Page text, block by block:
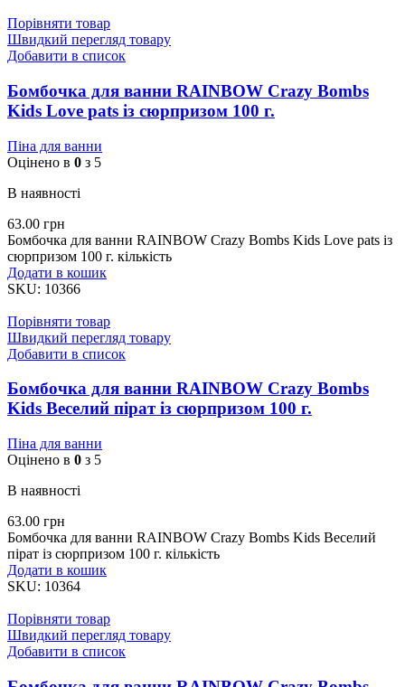
Порівняти товар
Швидкий перегляд товару
Добавити в список
Бомбочка для ванни RAINBOW Crazy Bombs
Kids Love pats із сюрпризом 100 г.
Піна для ванни
Оцінено в 0 з 5
В наявності
63.00 грн
Бомбочка для ванни RAINBOW Crazy Bombs Kids Love pats із
сюрпризом 100 г. кількість
Додати в кошик
SKU: 10366
Порівняти товар
Швидкий перегляд товару
Добавити в список
Бомбочка для ванни RAINBOW Crazy Bombs
Kids Веселий пірат із сюрпризом 100 г.
Піна для ванни
Оцінено в 0 з 5
В наявності
63.00 грн
Бомбочка для ванни RAINBOW Crazy Bombs Kids Веселий
пірат із сюрпризом 100 г. кількість
Додати в кошик
SKU: 10364
Порівняти товар
Швидкий перегляд товару
Добавити в список